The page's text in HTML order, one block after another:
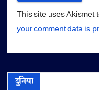
This site uses Akismet
your comment data is
दुनिया